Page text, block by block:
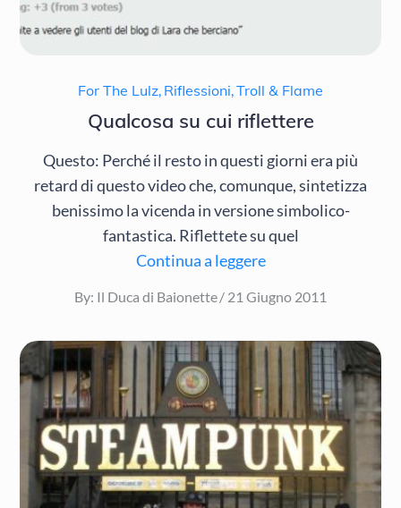
For The Lulz Riflessioni Troll & Flame
Qualcosa su cui riflettere
Questo: Perché il resto in questi giorni era più
retard di questo video che, comunque, sintetizza
benissimo la vicenda in versione simbolico-
fantastica. Riflettete su quel
Continua a leggere
By: Il Duca di Baionette
Posted
21 Giugno 2011